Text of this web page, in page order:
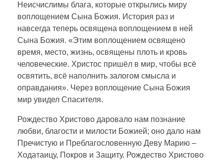
Неисчислимы блага, которые открылись миру
воплощением Сына Божия. История раз и
навсегда теперь освящена воплощением в ней
Сына Божия. «Этим воплощением освящено
время, место, жизнь, освящены плоть и кровь
человеческие. Христос пришёл в мир, чтобы всё
освятить, всё наполнить залогом смысла и
оправдания». Через воплощение Сына Божия
мир увидел Спасителя.
Рождество Христово даровало нам познание
любви, благости и милости Божией; оно дало нам
Пречистую и Преблагословенную Деву Марию –
Ходатаицу, Покров и Защиту. Рождество Христово